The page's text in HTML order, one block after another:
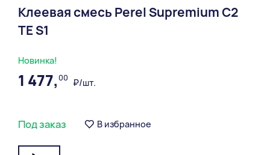
Новинка!
Клеевая смесь Perel Supremium С2
ТЕ S1
1 477,00 ₽/шт.
Под заказ В избранное